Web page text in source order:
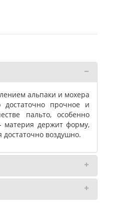
альпаки и мохера
прочное и
пальто, особенно
материя держит форму,
достаточно воздушно.